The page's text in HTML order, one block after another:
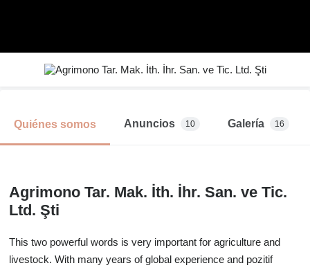
Quiénes somos Anuncios 10 Galería 16
Agrimono Tar. Mak. İth. İhr. San. ve Tic.
Ltd. Şti
This two powerful words is very important for agriculture and
livestock. With many years of global experience and pozitif